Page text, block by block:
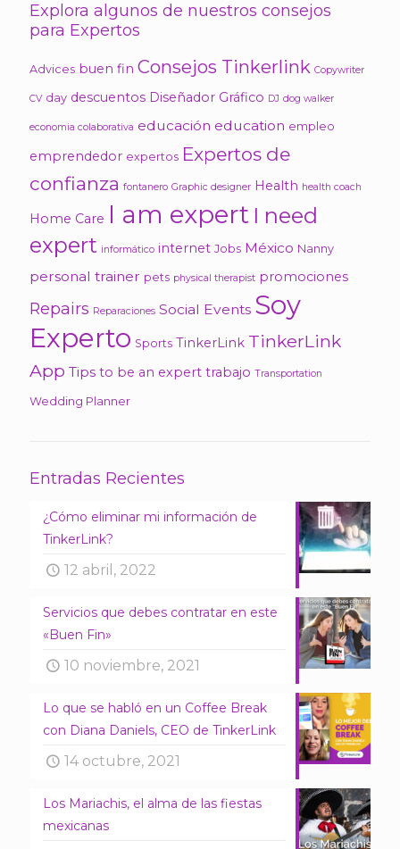
Explora algunos de nuestros consejos
para Expertos
Advices buen fin Consejos Tinkerlink Copywriter
CV day descuentos Diseñador Gráfico DJ dog walker
economia colaborativa educación education empleo
emprendedor expertos Expertos de
confianza fontanero Graphic designer Health health coach
Home Care I am expert I need
expert informático internet Jobs México Nanny
personal trainer pets physical therapist promociones
Repairs Reparaciones Social Events Soy
Experto Sports TinkerLink TinkerLink
App Tips to be an expert trabajo Transportation
Wedding Planner
Entradas Recientes
¿Cómo eliminar mi información de
TinkerLink?
12 abril, 2022
Servicios que debes contratar en este
«Buen Fin»
10 noviembre, 2021
Lo que se habló en un Coffee Break
con Diana Daniels, CEO de TinkerLink
14 octubre, 2021
Los Mariachis, el alma de las fiestas
mexicanas